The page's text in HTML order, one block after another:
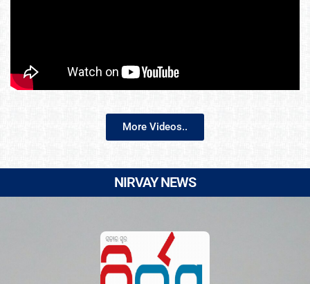
More Videos..
NIRVAY NEWS